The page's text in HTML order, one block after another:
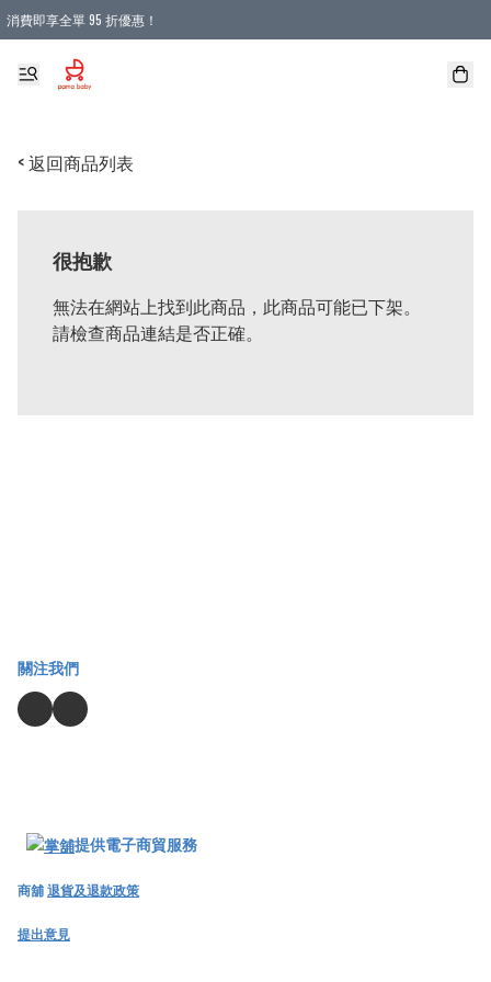
消費即享全單 95 折優惠！
購物滿 HKD 900.00即享免運費優惠！（適用於 本地送貨、本地取貨 )
< 返回商品列表
很抱歉
無法在網站上找到此商品，此商品可能已下架。
請檢查商品連結是否正確。
關注我們
提供電子商貿服務
商舖退貨及退款政策
提出意見